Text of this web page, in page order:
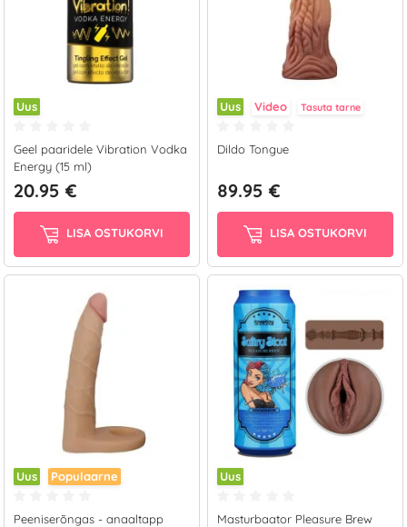
Uus
Geel paaridele Vibration Vodka
Energy (15 ml)
20.95 €
LISA OSTUKORVI
Uus Video Tasuta tarne
Dildo Tongue
89.95 €
LISA OSTUKORVI
Uus Populaarne
Peeniserõngas - anaaltapp
Uus
Masturbaator Pleasure Brew